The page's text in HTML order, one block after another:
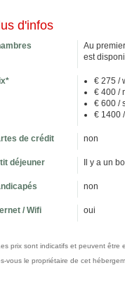
d'infos
Au
est
€ 275 /
€ 400 /
€ 600 /
€ 1400
de crédit non
déjeuner Il y a un
non
/ Wifi oui
prix sont indicatifs et peuvent être
vous le propriétaire de cet